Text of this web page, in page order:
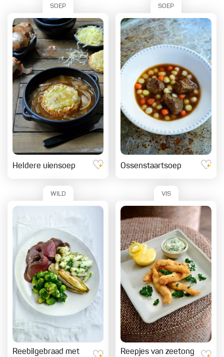
SOEP
Heldere uiensoep
SOEP
Ossenstaartsoep
WILD
Reebilgebraad met
VIS
Reepjes van zeetong